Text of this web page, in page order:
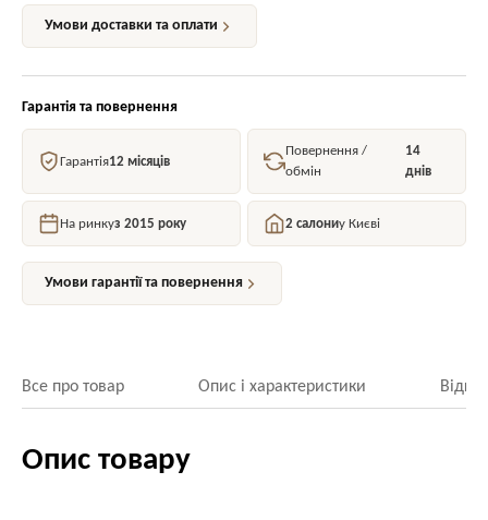
Умови доставки та оплати
Гарантія та повернення
Гарантія12 місяців
Повернення /
обмін
14
днів
На ринкуз 2015 року 2 салониу Києві
Умови гарантії та повернення
Все про товар Опис і характеристики
Опис товару